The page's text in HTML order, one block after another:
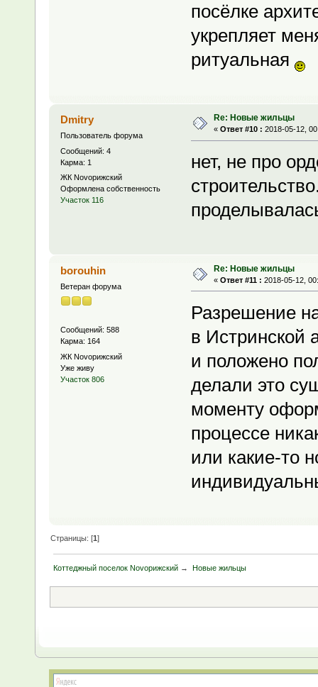
посёлке
укрепляет
ритуальная
Dmitry
Пользователь форума
Сообщений: 4
Карма: 1
ЖК Novoрижский
Оформлена собственность
Участок 116
Re: Новые жильцы
« Ответ #10 : 2018-05-12,
нет, не про
borouhin
Ветеран форума
Сообщений: 588
Карма: 164
ЖК Novoрижский
Уже живу
Участок 806
Re: Новые жильцы
« Ответ #11 : 2018-05-12,
Разрешение
в Истринской
и положено
делали это
моменту
процессе
или какие-то
Страницы: [1]
Коттеджный поселок Novoрижский → Новые жильцы